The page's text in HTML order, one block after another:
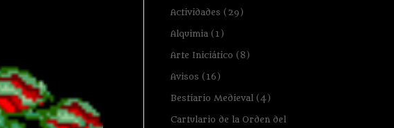
Actividades (29)
Alquimia (1)
Arte Iniciático (8)
Avisos (16)
Bestiario Medieval (4)
Cartulario de la Orden del